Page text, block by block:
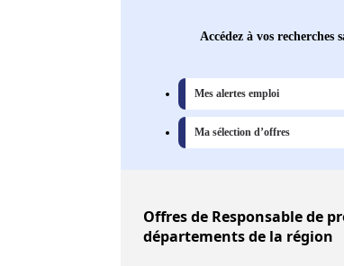
Accédez à vos recherches
Mes alertes emploi
Ma sélection d’offres
Offresde Responsable de
départements de la région